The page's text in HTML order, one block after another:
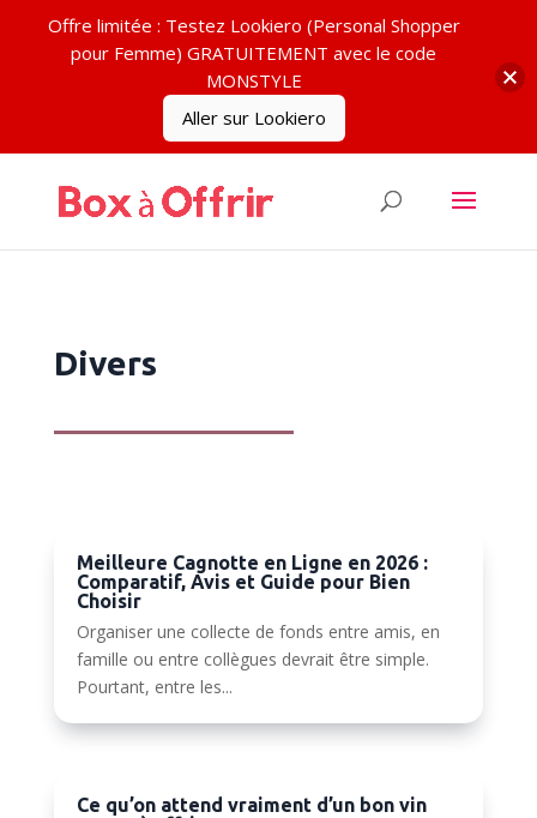
Divers
Meilleure Cagnotte en Ligne en 2026 :
Comparatif, Avis et Guide pour Bien
Choisir
Organiser une collecte de fonds entre amis, en
famille ou entre collègues devrait être simple.
Pourtant, entre les...
Ce qu’on attend vraiment d’un bon vin
Offre limitée : Testez Lookiero (Personal Shopper
pour Femme) GRATUITEMENT avec le code
MONSTYLE
Aller sur Lookiero